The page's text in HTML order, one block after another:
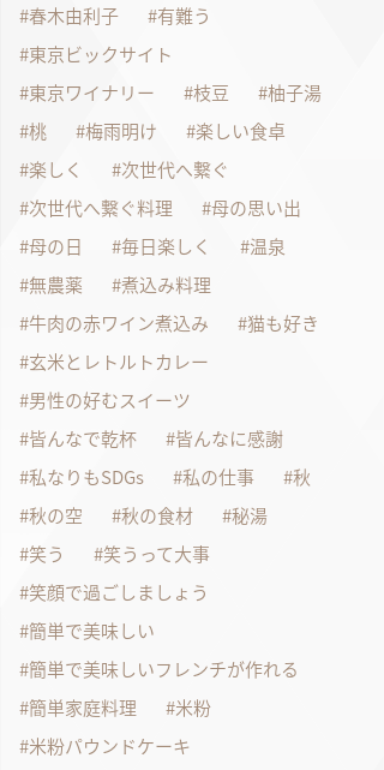
春木由利子
有難う
東京ビックサイト
東京ワイナリー
枝豆
柚子湯
桃
梅雨明け
楽しい食卓
楽しく
次世代へ繋ぐ
次世代へ繋ぐ料理
母の思い出
母の日
毎日楽しく
温泉
無農薬
煮込み料理
牛肉の赤ワイン煮込み
猫も好き
玄米とレトルトカレー
男性の好むスイーツ
皆んなで乾杯
皆んなに感謝
私なりもSDGs
私の仕事
秋
秋の空
秋の食材
秘湯
笑う
笑うって大事
笑顔で過ごしましょう
簡単で美味しい
簡単で美味しいフレンチが作れる
簡単家庭料理
米粉
米粉パウンドケーキ